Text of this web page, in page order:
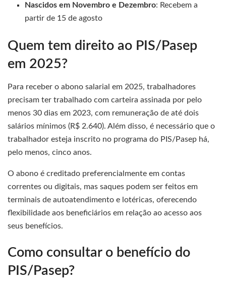
Nascidos em Novembro e Dezembro: Recebem a
partir de 15 de agosto
Quem tem direito ao PIS/Pasep
em 2025?
Para receber o abono salarial em 2025, trabalhadores
precisam ter trabalhado com carteira assinada por pelo
menos 30 dias em 2023, com remuneração de até dois
salários mínimos (R$ 2.640). Além disso, é necessário que o
trabalhador esteja inscrito no programa do PIS/Pasep há,
pelo menos, cinco anos.
O abono é creditado preferencialmente em contas
correntes ou digitais, mas saques podem ser feitos em
terminais de autoatendimento e lotéricas, oferecendo
flexibilidade aos beneficiários em relação ao acesso aos
seus benefícios.
Como consultar o benefício do
PIS/Pasep?